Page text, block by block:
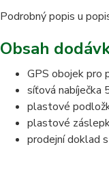
Podrobný popis u
Obsah
GPS obojek pro
síťová
plastové
plastové
prodejní doklad